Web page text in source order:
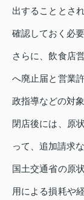
出することとさ
確認しておく必
さらに、飲食店
へ廃止届と営業
政指導などの対
閉店後には、原
って、追加請求
国土交通省の原
用による損耗や